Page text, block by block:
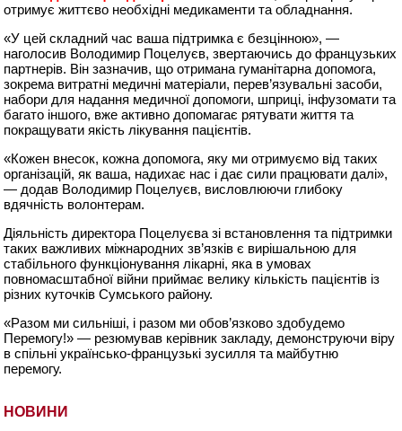
НОВИНИ
отримує життєво необхідні медикаменти та обладнання.
«У цей складний час ваша підтримка є безцінною», —
наголосив Володимир Поцелуєв, звертаючись до французьких
партнерів. Він зазначив, що отримана гуманітарна допомога,
зокрема витратні медичні матеріали, перев’язувальні засоби,
набори для надання медичної допомоги, шприці, інфузомати та
багато іншого, вже активно допомагає рятувати життя та
покращувати якість лікування пацієнтів.
«Кожен внесок, кожна допомога, яку ми отримуємо від таких
організацій, як ваша, надихає нас і дає сили працювати далі»,
— додав Володимир Поцелуєв, висловлюючи глибоку
вдячність волонтерам.
Діяльність директора Поцелуєва зі встановлення та підтримки
таких важливих міжнародних зв’язків є вирішальною для
стабільного функціонування лікарні, яка в умовах
повномасштабної війни приймає велику кількість пацієнтів із
різних куточків Сумського району.
«Разом ми сильніші, і разом ми обов’язково здобудемо
Перемогу!» — резюмував керівник закладу, демонструючи віру
в спільні українсько-французькі зусилля та майбутню
перемогу.